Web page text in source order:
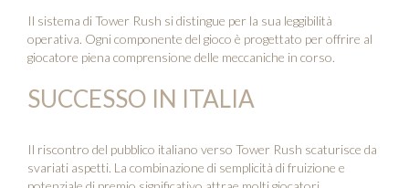
Il sistema di Tower Rush si distingue per la sua leggibilità
operativa. Ogni componente del gioco è progettato per offrire al
giocatore piena comprensione delle meccaniche in corso.
SUCCESSO IN ITALIA
Il riscontro del pubblico italiano verso Tower Rush scaturisce da
svariati aspetti. La combinazione di semplicità di fruizione e